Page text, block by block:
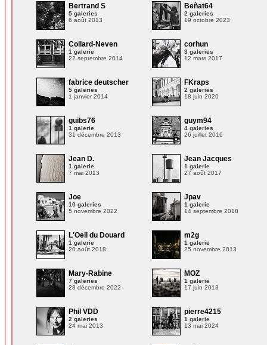
Bertrand S
5 galeries
6 août 2013
Beñat64
2 galeries
19 octobre 2023
Collard-Neven
1 galerie
22 septembre 2014
corhun
3 galeries
12 mars 2017
fabrice deutscher
5 galeries
1 janvier 2014
FKraps
2 galeries
18 juin 2020
guibs76
1 galerie
31 décembre 2013
guym94
4 galeries
26 juillet 2016
Jean D.
1 galerie
7 mai 2013
Jean Jacques
1 galerie
27 août 2017
Joe
10 galeries
5 novembre 2022
Jpav
1 galerie
14 septembre 2018
L'Oeil du Douard
1 galerie
20 août 2018
m2g
1 galerie
25 novembre 2013
Mary-Rabine
7 galeries
28 décembre 2022
MOZ
1 galerie
17 juin 2013
Phil VDD
2 galeries
24 mai 2013
pierre4215
1 galerie
13 mai 2024